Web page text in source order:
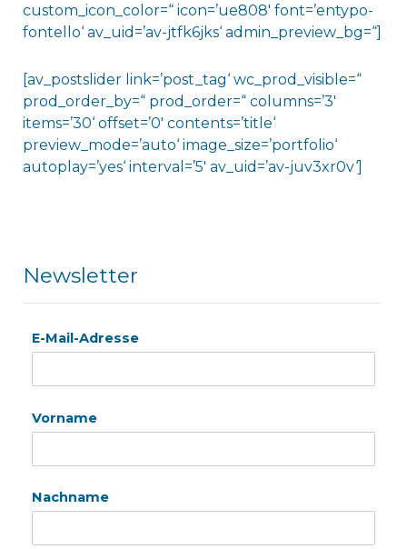
custom_icon_color=“ icon=’ue808′ font=’entypo-
fontello‘ av_uid=’av-jtfk6jks‘ admin_preview_bg=“]
[av_postslider link=’post_tag‘ wc_prod_visible=“
prod_order_by=“ prod_order=“ columns=’3′
items=’30‘ offset=’0′ contents=’title‘
preview_mode=’auto‘ image_size=’portfolio‘
autoplay=’yes‘ interval=’5′ av_uid=’av-juv3xr0v‘]
Newsletter
E-Mail-Adresse
Vorname
Nachname